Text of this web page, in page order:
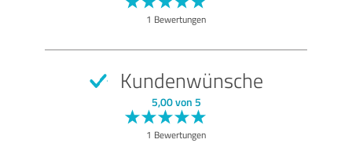
1 Bewertungen
Kundenwünsche
5,00 von 5
1 Bewertungen